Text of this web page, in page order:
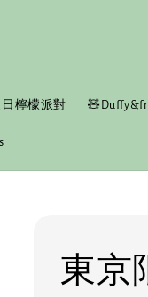
日檸檬派對
東京